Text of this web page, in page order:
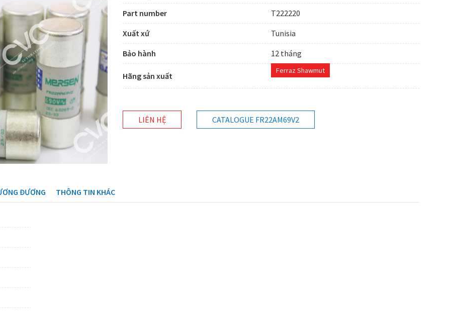
Part number
T222220
Xuất xứ
Tunisia
Bảo hành
12 tháng
Hãng sản xuất
Ferraz Shawmut
LIÊN HỆ CATALOGUE FR22AM69V2
ĐƯƠNG THÔNG TIN KHÁC